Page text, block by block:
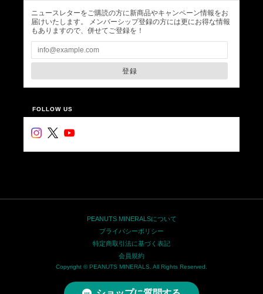
ニュースレターをご購読の方に新商品やキャンペーン情報をお
届けいたします。 メンバーシップ登録の方には更にお得な情報
もありますので、併せてご登録を！
登録
FOLLOW US
PEANUTS MINERALSについて
プライバシーポリシー
特定商取引法に基づく表記
会員規約
Copyright © PEANUTS MINERALS. All Rights Reserved.